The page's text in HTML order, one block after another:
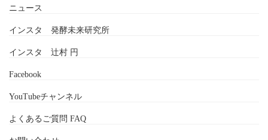
ニュース
インスタ 発酵未来研究所
インスタ 辻村 円
Facebook
YouTubeチャンネル
よくあるご質問 FAQ